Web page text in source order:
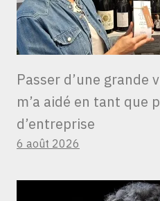
Passer d’une grande
m’a aidé en tant que
d’entreprise
6 août 2026